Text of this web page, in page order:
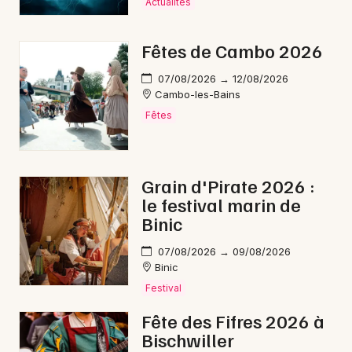
Mon email
Je m'abonne
Gallotta en spectacle en
2026 ?
Ulysse de Jean-Claude Gallotta se produit en tournée
avec desdates programmées du 6 juin 2026 au 6
juin 2026
Ulysse de Jean-Claude Gallotta le 09/01/2026 -
Le Zef - scène nationale de Marseille (13)
Ulysse de Jean-Claude Gallotta le 06/06/2026 -
Châteauvallon, scène nationale - Ollioules (83)
Jean-Claude Gallotta
Fêtes de Cambo 2026
07/08/2026 → 12/08/2026
Cambo-les-Bains
Fêtes
Grain d'Pirate 2026 :
le festival marin de
Binic
07/08/2026 → 09/08/2026
Binic
Festival
Fête des Fifres 2026 à
Bischwiller